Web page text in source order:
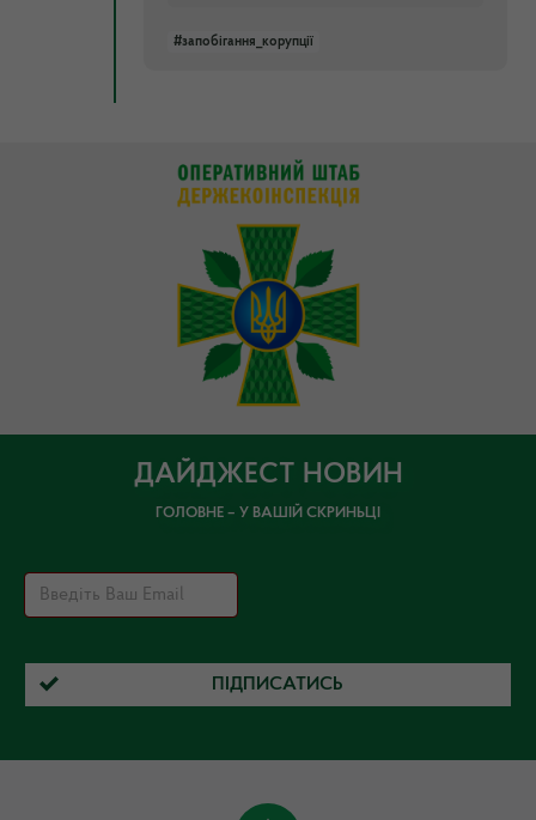
#запобігання_корупції
ДАЙДЖЕСТ НОВИН
ГОЛОВНЕ – У ВАШІЙ СКРИНЬЦІ
ПІДПИСАТИСЬ